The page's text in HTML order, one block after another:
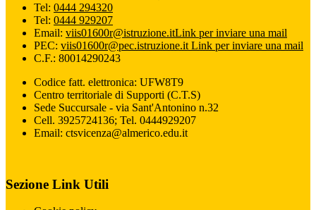
Tel: 0444 294320
Tel: 0444 929207
Email: viis01600r@istruzione.itLink per inviare una mail
PEC: viis01600r@pec.istruzione.it Link per inviare una mail
C.F.: 80014290243
Codice fatt. elettronica: UFW8T9
Centro territoriale di Supporti (C.T.S)
Sede Succursale - via Sant'Antonino n.32
Cell. 3925724136; Tel. 0444929207
Email: ctsvicenza@almerico.edu.it
Sezione Link Utili